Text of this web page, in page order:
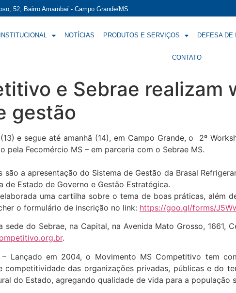
52, Bairro Amambaí - Campo Grande/MS
INSTITUCIONAL NOTÍCIAS PRODUTOS E SERVIÇOS DEFESA DE
CONTATO
e Sebrae realizam
gestão
e segue até amanhã (14), em Campo Grande, o 2º
pela Fecomércio MS – em parceria com o Sebrae MS.
a apresentação do Sistema de Gestão da Brasal
de Estado de Governo e Gestão Estratégica.
uma cartilha sobre o tema de boas práticas, além
o formulário de inscrição no link: https://goo.gl/forms/
sede do Sebrae, na Capital, na Avenida Mato Grosso, 1661,
.
Lançado em 2004, o Movimento MS Competitivo tem
competitividade das organizações privadas, públicas e do
do Estado, agregando qualidade de vida para a população